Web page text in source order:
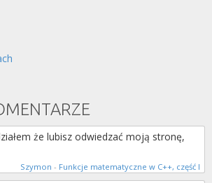
że lubisz odwiedzać moją stronę,
Szymon - Funkcje matematyczne w C++, część I